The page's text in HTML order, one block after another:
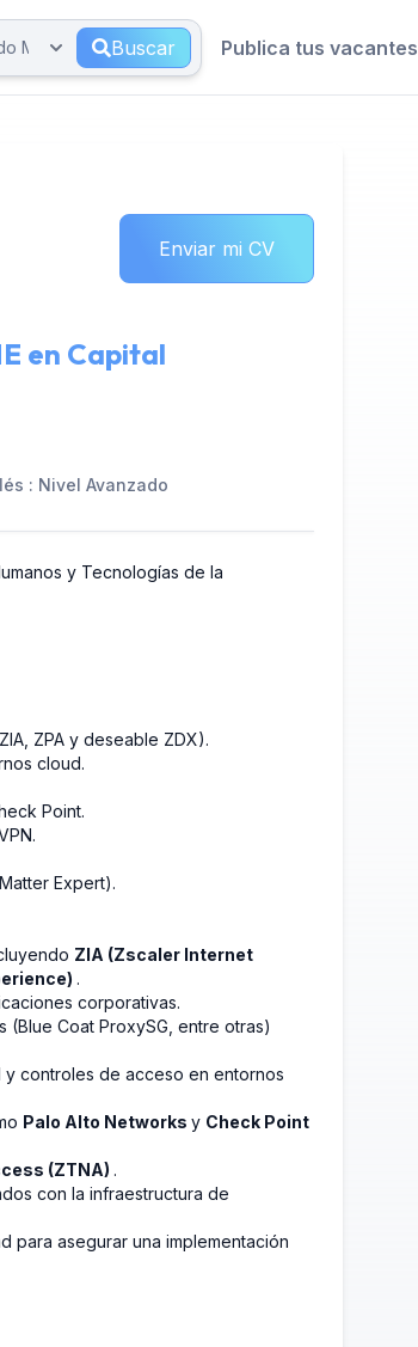
Buscar Publica tus vacantes
Enviar mi CV
en Capital
: Nivel Avanzado
y Tecnologías de la
ZPA y deseable ZDX).
cloud.
Point.
Expert).
ZIA (Zscaler Internet
.
corporativas.
Coat ProxySG, entre otras)
controles de acceso en entornos
Palo Alto Networks y Check Point
(ZTNA) .
con la infraestructura de
para asegurar una implementación